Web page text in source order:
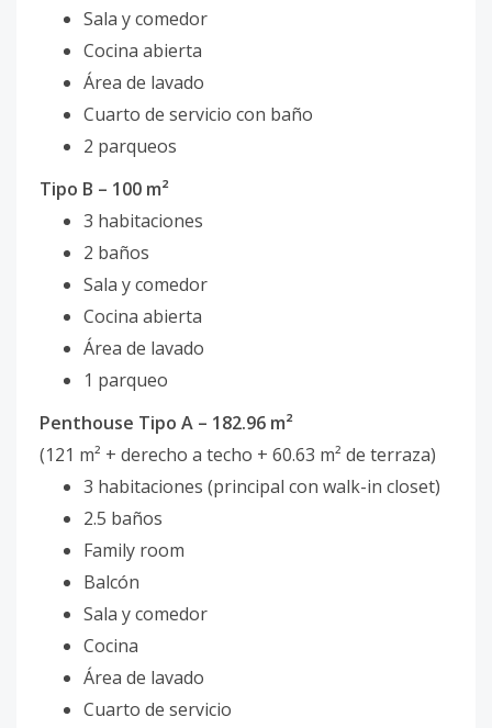
Sala y comedor
Cocina abierta
Área de lavado
Cuarto de servicio con baño
2 parqueos
Tipo B – 100 m²
3 habitaciones
2 baños
Sala y comedor
Cocina abierta
Área de lavado
1 parqueo
Penthouse Tipo A – 182.96 m²
(121 m² + derecho a techo + 60.63 m² de terraza)
3 habitaciones (principal con walk-in closet)
2.5 baños
Family room
Balcón
Sala y comedor
Cocina
Área de lavado
Cuarto de servicio